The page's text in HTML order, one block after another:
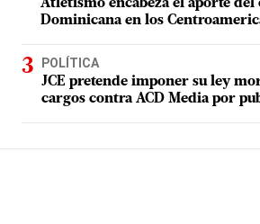
Atletismo encabeza el aporte del
Dominicana en los
POLÍTICA
JCE pretende imponer su ley
cargos contra ACD Media por